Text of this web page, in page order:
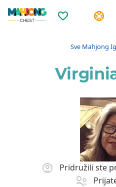
Omiljene
Sve Mahjong
Pridružili ste